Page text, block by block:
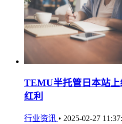
TEMU半托管日本站
红利
行业资讯 • 2025-02-27